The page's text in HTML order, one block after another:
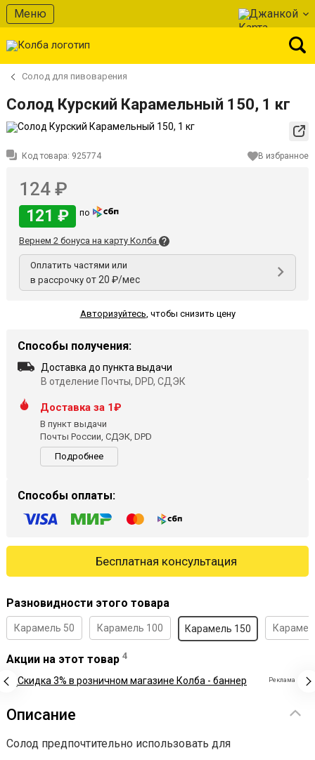
Меню Джанкой
Солод для пивоварения
Солод Курский Карамельный 150, 1 кг
Код товара: 925774 В избранное
124 ₽
121 ₽ по
Вернем 2 бонуса на карту Колба
Оплатить частями или
в рассрочку от 20 ₽/мес
Авторизуйтесь, чтобы снизить цену
Способы получения:
Доставка до пункта выдачи
В отделение Почты, DPD, СДЭК
Доставка за 1₽
В пункт выдачи
Почты России, СДЭК, DPD
Подробнее
Способы оплаты:
Бесплатная консультация
Разновидности этого товара
Карамель 50 Карамель 100 Карамель 150
Акции на этот товар 4
Реклама
Описание
Солод предпочтительно использовать для